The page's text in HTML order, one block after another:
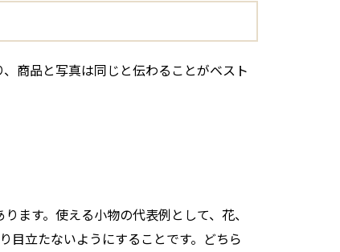
商品と写真は同じと伝わることがベスト
ます。使える小物の代表例として、花、
目立たないようにすることです。どちら